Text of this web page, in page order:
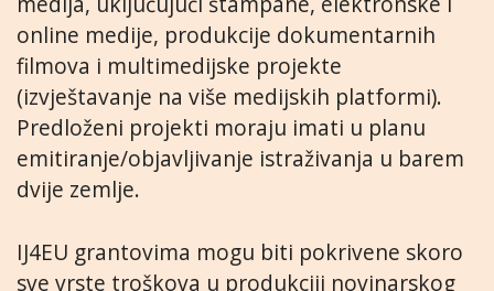
online medije, produkcije dokumentarnih
filmova i multimedijske projekte
(izvještavanje na više medijskih platformi).
Predloženi projekti moraju imati u planu
emitiranje/objavljivanje istraživanja u barem
dvije zemlje.
IJ4EU grantovima mogu biti pokrivene skoro
sve vrste troškova u produkciji novinarskog